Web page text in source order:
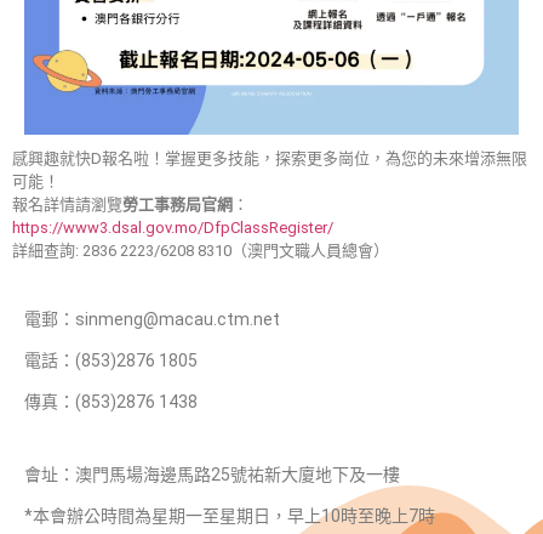
感興趣就快D報名啦！掌握更多技能，探索更多崗位，為您的未來增添無限
可能！
報名詳情請瀏覽勞工事務局官網 ：
https://www3.dsal.gov.mo/DfpClassRegister/
詳細查詢: 2836 2223/6208 8310（澳門文職人員總會）
電郵：sinmeng@macau.ctm.net
電話：(853)2876 1805
傳真：(853)2876 1438
會址：澳門馬場海邊馬路25號祐新大廈地下及一樓
*本會辦公時間為星期一至星期日，早上10時至晚上7時